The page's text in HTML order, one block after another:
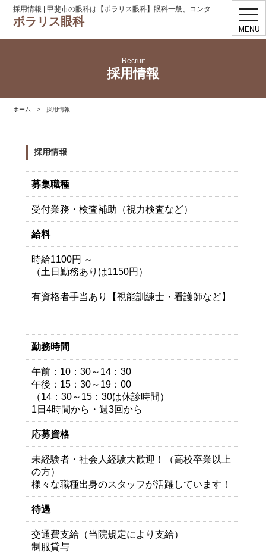
MENU
採用情報 | 甲斐市の眼科は【ポラリス眼科】眼科一般、コンタクト処方
ポラリス眼科
Recruit
採用情報
ホーム > 採用情報
採用情報
募集職種
受付業務・検査補助（視力検査など）
給料
時給1100円 ～
（土日勤務ありは1150円）
有資格者手当あり【視能訓練士・看護師など】
勤務時間
午前：10：30～14：30
午後：15：30～19：00
（14：30～15：30は休診時間）
1日4時間から・週3回から
応募資格
未経験者・社会人経験大歓迎！（高校卒業以上
の方）
様々な職種出身のスタッフが活躍しています！
待遇
交通費支給（当院規定により支給）
制服貸与